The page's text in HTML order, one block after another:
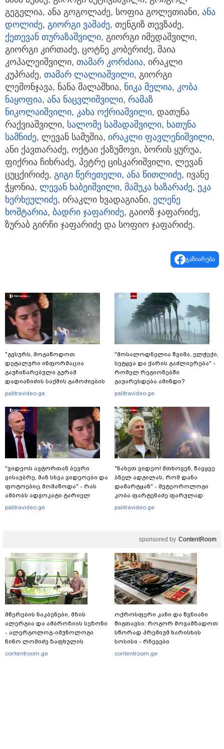
გეგელია, ანა გოგოლაძე, სოფია გოლეთიანი, ანა
დოლიძე, გიორგი ვაშაძე, თენგიზ თევზაძე,
ქეთევან თურაზაშვილი, გიორგი იმედაშვილი,
გიორგი კირთაძე, ცოტნე კობერიძე, მაია
კოპალეიშვილი, თამარ კორძაია, ირაკლი
კუპრაძე, თამარ ლალიაშვილი, გიორგი
ლემონჯავა, ნანა მალაშხია, ნიკა მელია, კობა
ნაყოფია, ანა ნაცვლიშვილი, რამაზ
ნიკოლაიშვილი, კახა ოქრიაშვილი, დათუნა
რაქვიაშვილი, სალომე სამადაშვილი, ხათუნა
სამნიძე, ლევან სამუშია, ირაკლი ფავლენიშვილი,
ანი ქავთარაძე, ოქტაი ქაზუმოვი, ბორის ყურუა,
ფიქრია ჩიხრაძე, პეტრე ცისკარიშვილი, ლევან
ცუცქირიძე, გიგი წერეთელი, ანა წითლიძე, ივანე
ჭყონია, ლევან ხაბეიშვილი, მამუკა ხაზარაძე, ეკა
ხერხეულიძე, ირაკლი ხვადაგიანი, ელენე
ხოშტარია, ბადრი ჯაფარიძე, გაიოზ ჯაფარიძე,
ზურაბ გირჩი ჯაფარიძე და სოფიო ჯაფარიძე.
გაზიარება
"გვსურს, მოგაწოდოთ
დეტალური ინფორმაცია
გაუჩინარებული გურამ
დადიანიძის საქმის გამოძიების
შესახებ" - შსს განცხადებას
palitravideo.ge
"ვიდეოს ავტორთან ბევრი
ვისაუბრე, მან სხვა ვიდეოები და
ფოტოებიც მომაწოდა" - რას
ამბობს ადვოკატი ტარიელ
კაკაბაძე 12 წლის წინ
palitravideo.ge
"მოსალოდნელია წვიმა, ელ­ჭე­ქი,
სე­ტყვა და ქა­რის გაძ­ლი­ე­რე­ბა" -
რომელ რეგიონებში
გაუარესდება ამინდი?
palitravideo.ge
"ნახეთ ვიდეო! მთხოვენ, წავყვე
ბნელ ადგილას, რომ დანა
დამარტყან" - მეტეოროლოგი
კობა ფარტენაძე ფარულად
გადაღებულ კადრებს აქვეყნებს
palitravideo.ge
sponsored by ContentRoom
მწერების ნაკბენები, მზის
ალერგია და ამბროზიის სეზონი
- ალერგოლოგ-იმუნოლოგი
ნინო ლომიძე ზაფხულის
ალერგიებზე
contentroom.ge
ოქროსფერი კანი და წვნიანი
შიგთავსი: როგორ მოვამზადოთ
სწორად პრემიუმ ხარისხის
სოსისი - რჩევები
„შეფმაისტერის“
contentroom.ge